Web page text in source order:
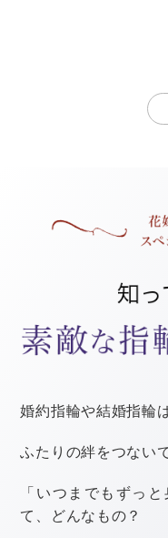
結婚式の特徴
にあるようです。
なかでも引き出物の平
円で全国トップ。
また、結婚式に参列